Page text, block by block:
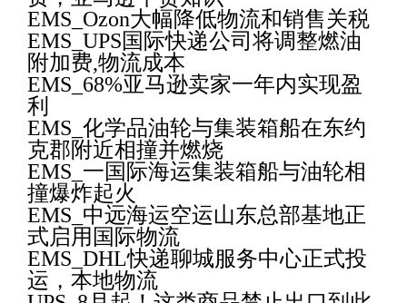
EMS_Ozon大幅降低物流和销售关税
EMS_UPS国际快递公司将调整燃油
附加费,物流成本
EMS_68%亚马逊卖家一年内实现盈
利
EMS_化学品油轮与集装箱船在东约
克郡附近相撞并燃烧
EMS_一国际海运集装箱船与油轮相
撞爆炸起火
EMS_中远海运空运山东总部基地正
式启用国际物流
EMS_DHL快递聊城服务中心正式投
运，本地物流